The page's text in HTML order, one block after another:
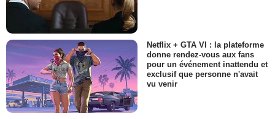
Netflix + GTA VI : la plateforme
donne rendez-vous aux fans
pour un événement inattendu et
exclusif que personne n'avait
vu venir